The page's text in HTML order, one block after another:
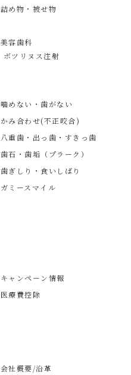
詰め物・被せ物
美容歯科
ボツリヌス注射
噛めない・歯がない
かみ合わせ(不正咬合)
八重歯・出っ歯・すきっ歯
歯石・歯垢（プラーク）
歯ぎしり・食いしばり
ガミースマイル
キャンペーン情報
医療費控除
会社概要/沿革